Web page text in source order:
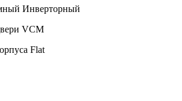
Инверторный
VCM
Flat